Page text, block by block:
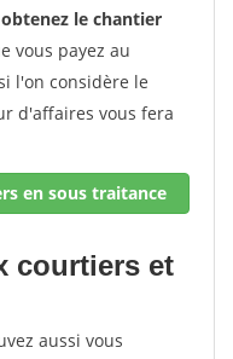
le chantier
vous payez au
l'on considère le
d'affaires vous fera
en sous traitance
courtiers et
aussi vous